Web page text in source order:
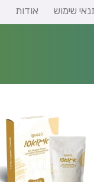
שימוש אודות